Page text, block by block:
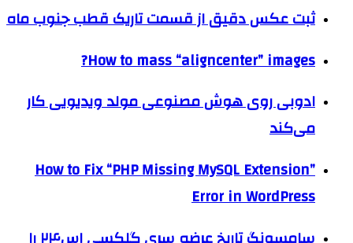
ثبت عکس دقیق از قسمت تاریک قطب جنوب ماه
How to mass “aligncenter” images?
ادوبی روی هوش مصنوعی مولد ویدیویی کار
می‌کند
How to Fix “PHP Missing MySQL Extension”
Error in WordPress